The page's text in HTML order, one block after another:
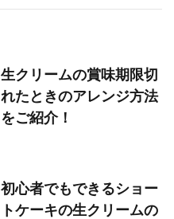
生クリームの賞味期限切
れたときのアレンジ方法
をご紹介！
初心者でもできるショー
トケーキの生クリームの